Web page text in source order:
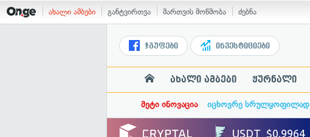
ახალი ამბები განტვირთვა მართვის მოწმობა ძებნა
ჯგუფები ინვესტიციები
ახალი ამბები ჟურნალი
მეტი ინოვაცია იცხოვრე სრულყოფილად